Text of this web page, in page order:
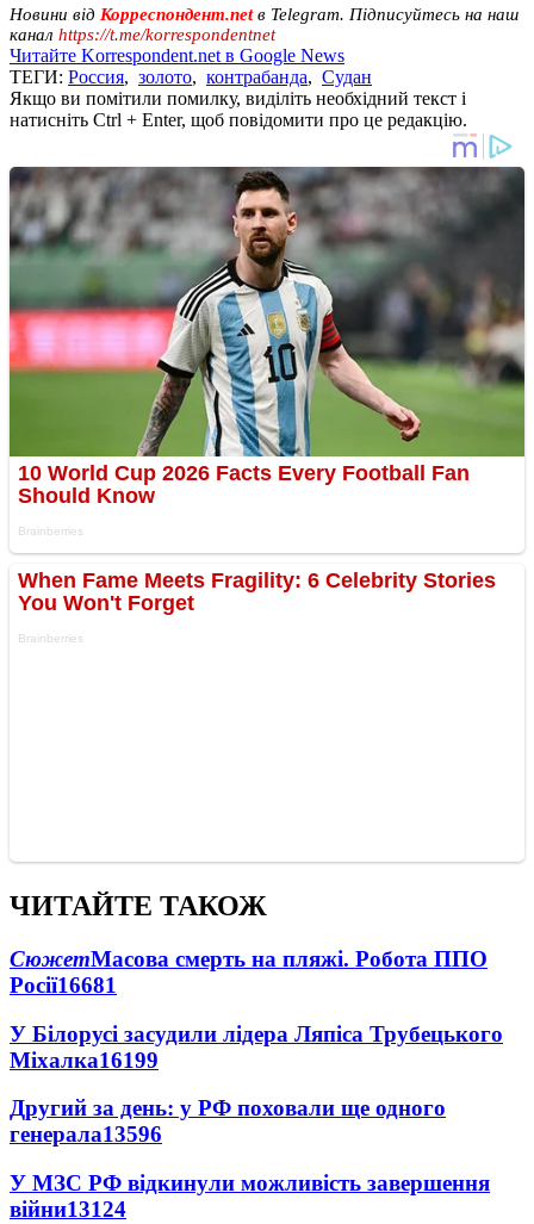
Новини від Корреспондент.netв Telegram. Підписуйтесь на наш
канал https://t.me/korrespondentnet
Читайте Korrespondent.net в Google News
ТЕГИ: Россия, золото, контрабанда, Судан
Якщо ви помітили помилку, виділіть необхідний текст і
натисніть Ctrl + Enter, щоб повідомити про це редакцію.
ЧИТАЙТЕ ТАКОЖ
СюжетМасова смерть на пляжі. Робота ППО
Росії16681
У Білорусі засудили лідера Ляпіса Трубецького
Міхалка16199
Другий за день: у РФ поховали ще одного
генерала13596
У МЗС РФ відкинули можливість завершення
війни13124